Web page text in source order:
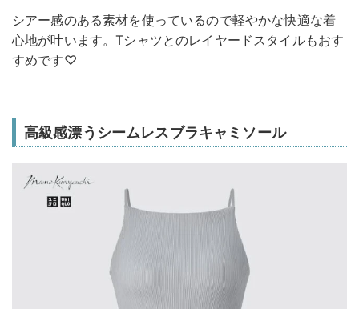
シアー感のある素材を使っているので軽やかな快適な着
心地が叶います。Tシャツとのレイヤードスタイルもおす
すめです♡
高級感漂うシームレスブラキャミソール